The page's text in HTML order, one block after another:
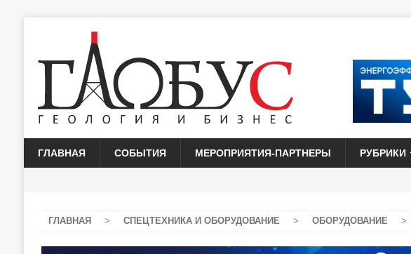
ГЛАВНАЯ СОБЫТИЯ МЕРОПРИЯТИЯ-ПАРТНЕРЫ РУБРИКИ
ГЛАВНАЯ > СПЕЦТЕХНИКА И ОБОРУДОВАНИЕ > ОБОРУДОВАНИЕ >